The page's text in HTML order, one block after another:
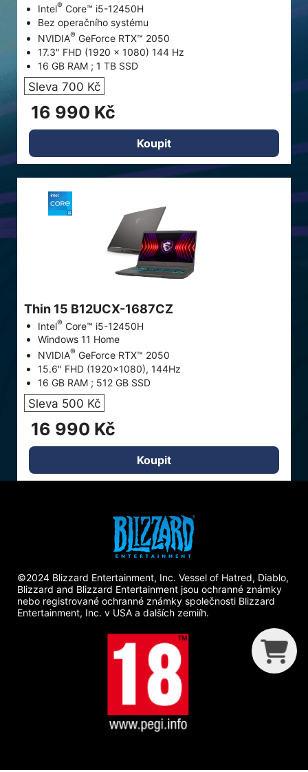
G
C
B
Intel® Core™ i5-12450H
Bez operačního systému
NVIDIA® GeForce RTX™ 2050
17.3" FHD (1920 x 1080) 144 Hz
16 GB RAM ; 1 TB SSD
Sleva 700 Kč
16 990 Kč
Koupit
Thin 15 B12UCX-1687CZ
Intel® Core™ i5-12450H
Windows 11 Home
NVIDIA® GeForce RTX™ 2050
15.6" FHD (1920x1080), 144Hz
16 GB RAM ; 512 GB SSD
Sleva 500 Kč
16 990 Kč
Koupit
©2024 Blizzard Entertainment, Inc. Vessel of Hatred, Diablo,
Blizzard and Blizzard Entertainment jsou ochranné známky
nebo registrované ochranné známky společnosti Blizzard
Entertainment, Inc. v USA a dalších zemiíh.